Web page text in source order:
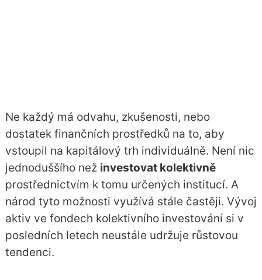
Ne každý má odvahu, zkušenosti, nebo
dostatek finančních prostředků na to, aby
vstoupil na kapitálový trh individuálně. Není nic
jednoduššího než investovat kolektivně
prostřednictvím k tomu určených institucí. A
národ tyto možnosti využívá stále častěji. Vývoj
aktiv ve fondech kolektivního investování si v
posledních letech neustále udržuje růstovou
tendenci.